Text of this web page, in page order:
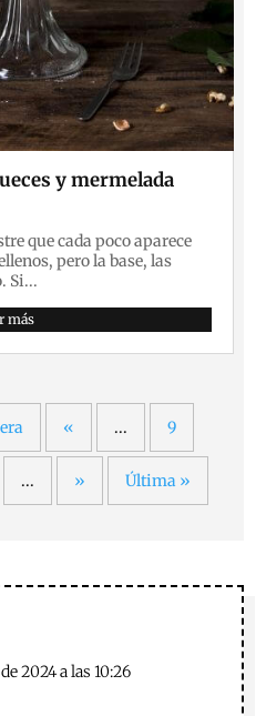
y mermelada
que cada poco aparece
pero la base, las
Si...
más
« ... 9
... » Última »
2024 a las 10:26